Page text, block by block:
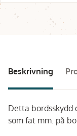
Beskrivning
Detta bordsskydd
som fat mm. på